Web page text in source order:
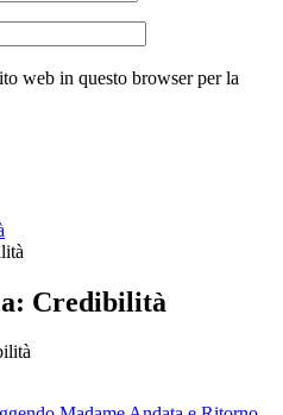
web in questo browser per la
Credibilità